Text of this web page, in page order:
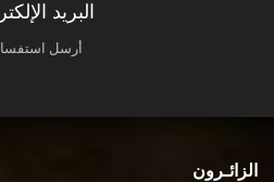
البريد
أرسل
الزائـرون